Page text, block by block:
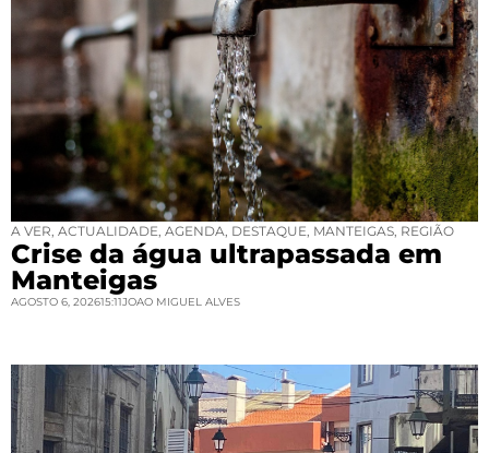
A VER, ACTUALIDADE, AGENDA, DESTAQUE, MANTEIGAS, REGIÃO
Crise da água ultrapassada em
Manteigas
AGOSTO 6, 202615:11JOAO MIGUEL ALVES